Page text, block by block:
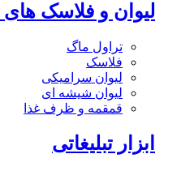
لیوان و فلاسک های
تراول ماگ
فلاسک
لیوان سرامیکی
لیوان شیشه ای
قمقمه و ظرف غذا
ابزار تبلیغاتی